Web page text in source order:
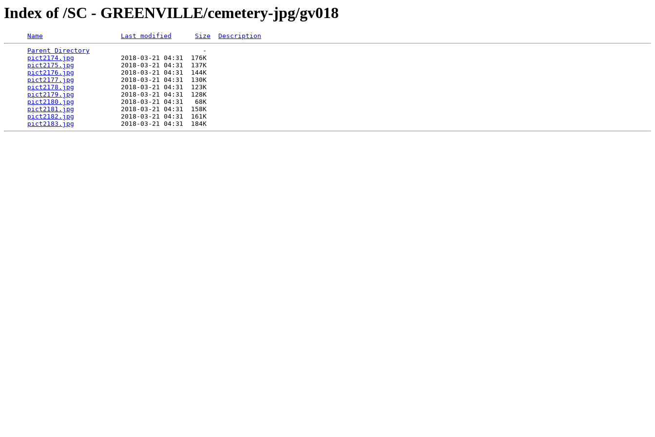
Index of /SC - GREENVILLE/cemetery-jpg/gv018
Name Last modified Size
Description
Parent Directory
                             -
pict2174.jpg
            2018-03-21 04:31  176K
pict2175.jpg
            2018-03-21 04:31  137K
pict2176.jpg
            2018-03-21 04:31  144K
pict2177.jpg
            2018-03-21 04:31  130K
pict2178.jpg
            2018-03-21 04:31  123K
pict2179.jpg
            2018-03-21 04:31  128K
pict2180.jpg
            2018-03-21 04:31   68K
pict2181.jpg
            2018-03-21 04:31  158K
pict2182.jpg
            2018-03-21 04:31  161K
pict2183.jpg